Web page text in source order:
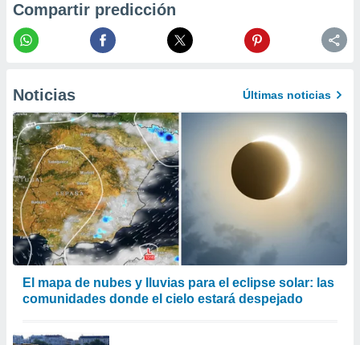
crear un
la
contenido
medir el
de la
el
del
de
o a través
de
de
uso de
con el
Compartir predicción
Noticias Últimas noticias
​El mapa de nubes y lluvias para el eclipse solar: las
comunidades donde el cielo estará despejado